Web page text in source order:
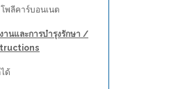
พลีคาร์บอนเนต
านและการบำรุงรักษา /
ด้